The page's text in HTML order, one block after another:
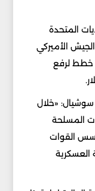
المتحدة
الأميركي
خطط لرفع
«خلال
المسلحة
أسس القوات
العسكرية